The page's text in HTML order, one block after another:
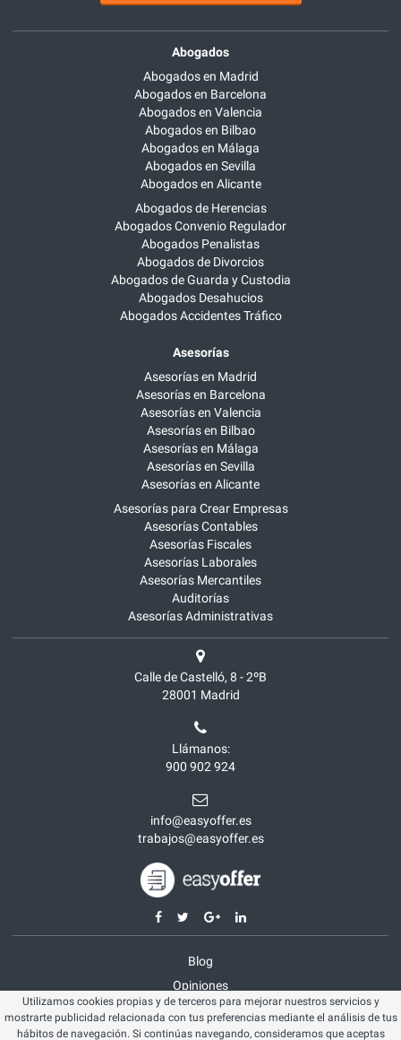
Abogados
Abogados en Madrid
Abogados en Barcelona
Abogados en Valencia
Abogados en Bilbao
Abogados en Málaga
Abogados en Sevilla
Abogados en Alicante
Abogados de Herencias
Abogados Convenio Regulador
Abogados Penalistas
Abogados de Divorcios
Abogados de Guarda y Custodia
Abogados Desahucios
Abogados Accidentes Tráfico
Asesorías
Asesorías en Madrid
Asesorías en Barcelona
Asesorías en Valencia
Asesorías en Bilbao
Asesorías en Málaga
Asesorías en Sevilla
Asesorías en Alicante
Asesorías para Crear Empresas
Asesorías Contables
Asesorías Fiscales
Asesorías Laborales
Asesorías Mercantiles
Auditorías
Asesorías Administrativas
Calle de Castelló, 8 - 2ºB
28001 Madrid
Llámanos:
900 902 924
info@easyoffer.es
trabajos@easyoffer.es
Blog
Opiniones
Aviso legal
Política cookies
Utilizamos cookies propias y de terceros para mejorar nuestros servicios y
mostrarte publicidad relacionada con tus preferencias mediante el análisis de tus
hábitos de navegación. Si continúas navegando, consideramos que aceptas